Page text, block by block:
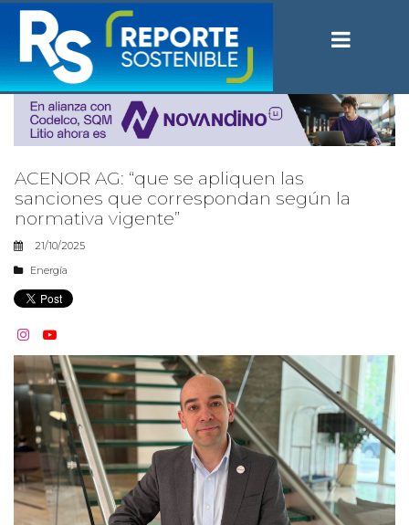
ACENOR AG: “que se apliquen las
sanciones que correspondan según la
normativa vigente”
21/10/2025
Energía
 